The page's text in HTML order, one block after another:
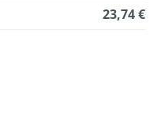
23,74 €